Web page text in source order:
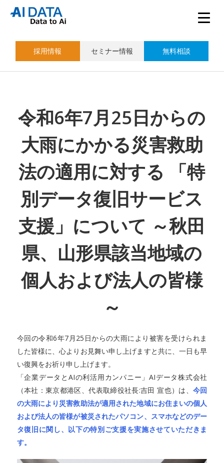
採用情報 セミナー情報 無料相談
令和6年7月25日からの
大雨にかかる災害救助
法の適用に対する 「特
別データ復旧サービス
支援」について ～秋田
県、山形県該当地域の
個人および法人の皆様
～
今回の令和6年7月25日からの大雨により被害を受けられま
した皆様に、心よりお見舞い申し上げますと共に、一日も早
い復興をお祈り申し上げます。
「企業データとAIの利活用カンパニー」AIデータ株式会社
（本社：東京都港区、代表取締役社長:吉田 宣也）は、今回
の大雨により災害救助法が適用された地域にお住まいの個人
および法人の皆様が被災されたパソコン、スマホなどのデー
タ復旧に関し、以下の特別ご支援を実施させていただきま
す。